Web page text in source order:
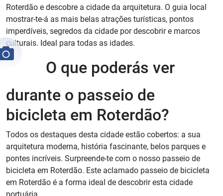
Roterdão e descobre a cidade da arquitetura. O guia local
mostrar-te-á as mais belas atrações turísticas, pontos
imperdíveis, segredos da cidade por descobrir e marcos
culturais. Ideal para todas as idades.
O que poderás ver
durante o passeio de
bicicleta em Roterdão?
Todos os destaques desta cidade estão cobertos: a sua
arquitetura moderna, história fascinante, belos parques e
pontes incríveis. Surpreende-te com o nosso passeio de
bicicleta em Roterdão. Este aclamado passeio de bicicleta
em Roterdão é a forma ideal de descobrir esta cidade